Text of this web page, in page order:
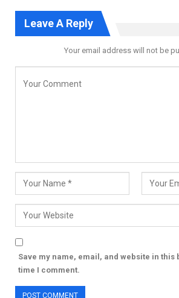
Leave A Reply
Your email address will not be
Save my name, email, and website in
time I comment.